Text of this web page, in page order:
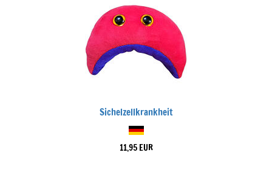
Sichelzellkrankheit
11,95 EUR